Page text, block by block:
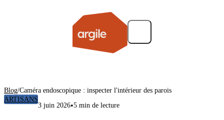
Blog/Caméra endoscopique : inspecter l'intérieur des parois
ARTISANS
3 juin 2026•5 min de lecture